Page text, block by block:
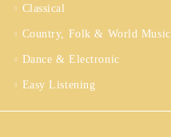
Classical
Country, Folk & World Music
Dance & Electronic
Easy Listening